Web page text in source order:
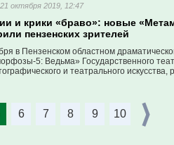
21 октября 2019, 12:47
и крики «браво»: новые
пензенских зрителей
в Пензенском областном
5: Ведьма» Государственного
и театрального
6 7 8 9 10